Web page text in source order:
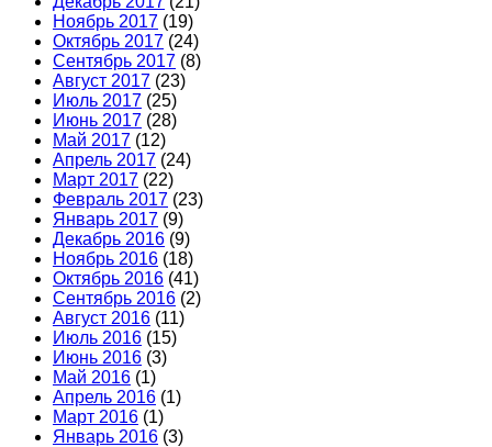
Ноябрь 2017 (19)
Октябрь 2017 (24)
Сентябрь 2017 (8)
Август 2017 (23)
Июль 2017 (25)
Июнь 2017 (28)
Май 2017 (12)
Апрель 2017 (24)
Март 2017 (22)
Февраль 2017 (23)
Январь 2017 (9)
Декабрь 2016 (9)
Ноябрь 2016 (18)
Октябрь 2016 (41)
Сентябрь 2016 (2)
Август 2016 (11)
Июль 2016 (15)
Июнь 2016 (3)
Май 2016 (1)
Апрель 2016 (1)
Март 2016 (1)
Январь 2016 (3)